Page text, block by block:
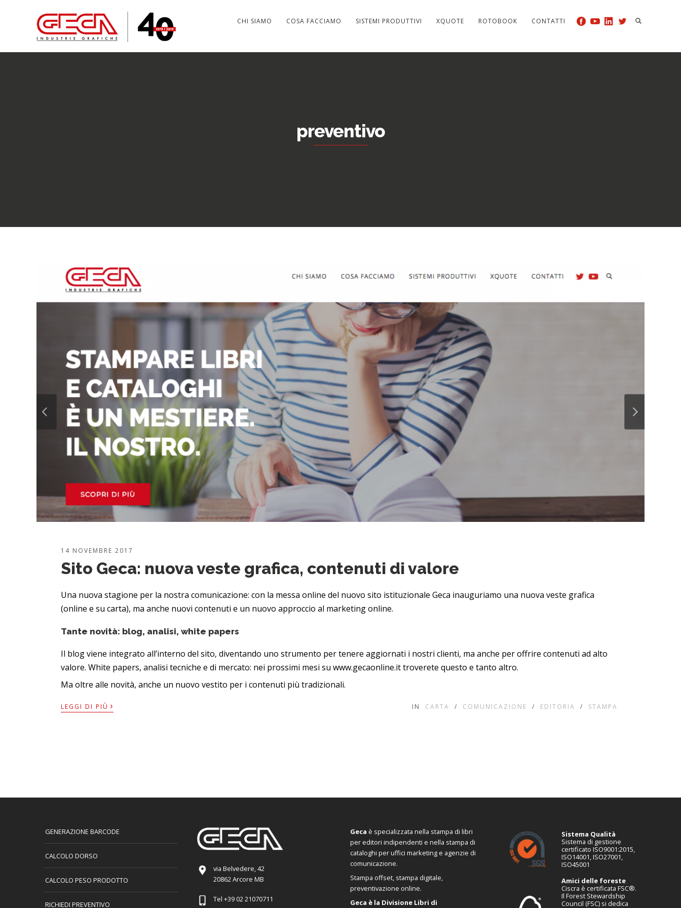
CHI SIAMO COSA FACCIAMO SISTEMI PRODUTTIVI XQUOTE ROTOBOOK CONTATTI
preventivo
14 NOVEMBRE 2017
Sito Geca: nuova veste grafica, contenuti di valore
Una nuova stagione per la nostra comunicazione: con la messa online del nuovo sito istituzionale Geca inauguriamo una nuova veste grafica
(online e su carta), ma anche nuovi contenuti e un nuovo approccio al marketing online.
Tante novità: blog, analisi, white papers
Il blog viene integrato all’interno del sito, diventando uno strumento per tenere aggiornati i nostri clienti, ma anche per offrire contenuti ad alto
valore. White papers, analisi tecniche e di mercato: nei prossimi mesi su www.gecaonline.ittroverete questo e tanto altro.
Ma oltre alle novità, anche un nuovo vestito per i contenuti più tradizionali.
LEGGI DI PIÙ › IN CARTA / COMUNICAZIONE / EDITORIA / STAMPA
GENERAZIONE BARCODE
CALCOLO DORSO
CALCOLO PESO PRODOTTO
RICHIEDI PREVENTIVO
via Belvedere, 42
20862 Arcore MB
Tel +39 02 21070711
Geca è specializzata nella stampa di libri
per editori indipendenti e nella stampa di
cataloghi per uffici marketing e agenzie di
comunicazione.
Stampa offset, stampa digitale,
preventivazione online.
Geca è la Divisione Libri di
Sistema Qualità
Sistema di gestione
certificato ISO9001:2015,
ISO14001, ISO27001,
ISO45001
Amici delle foreste
Ciscra è certificata FSC®.
Il Forest Stewardship
Council (FSC) si dedica